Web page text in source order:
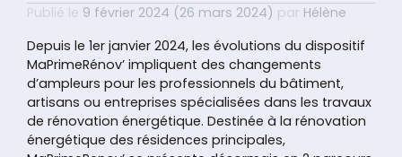
Publié le 9 février 2024 (26 mars 2024) par Hélène
Depuis le 1er janvier 2024, les évolutions du dispositif
MaPrimeRénov’ impliquent des changements
d’ampleurs pour les professionnels du bâtiment,
artisans ou entreprises spécialisées dans les travaux
de rénovation énergétique. Destinée à la rénovation
énergétique des résidences principales,